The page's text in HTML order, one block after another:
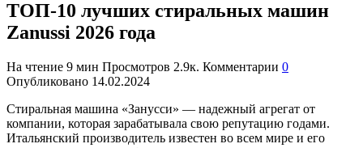
ТОП-10 лучших стиральных машин
Zanussi 2026 года
На чтение 9 мин Просмотров 2.9к. Комментарии 0
Опубликовано 14.02.2024
Стиральная машина «Занусси» — надежный агрегат от
компании, которая зарабатывала свою репутацию годами.
Итальянский производитель известен во всем мире и его